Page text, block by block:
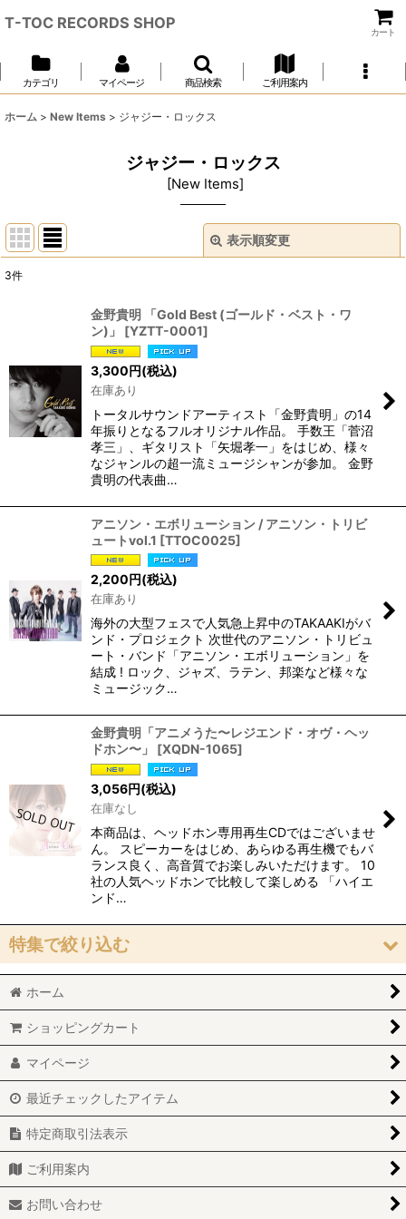
T-TOC RECORDS SHOP
カート
カテゴリ マイページ 商品検索 ご利用案内
ホーム > New Items > ジャジー・ロックス
ジャジー・ロックス
[New Items]
表示順変更
3件
金野貴明 「Gold Best (ゴールド・ベスト・ワ
ン)」
[YZTT-0001]
3,300円(税込)
在庫あり
トータルサウンドアーティスト「金野貴明」の14
年振りとなるフルオリジナル作品。 手数王「菅沼
孝三」、ギタリスト「矢堀孝一」をはじめ、様々
なジャンルの超一流ミュージシャンが参加。 金野
貴明の代表曲…
アニソン・エボリューション / アニソン・トリビ
ュートvol.1 [TTOC0025]
2,200円(税込)
在庫あり
海外の大型フェスで人気急上昇中のTAKAAKIがバ
ンド・プロジェクト 次世代のアニソン・トリビュ
ート・バンド「アニソン・エボリューション」を
結成 ! ロック、ジャズ、ラテン、邦楽など様々な
ミュージック…
金野貴明「アニメうた〜レジエンド・オヴ・ヘッ
ドホン〜」
[XQDN-1065]
3,056円(税込)
在庫なし
本商品は、ヘッドホン専用再生CDではございませ
ん。 スピーカーをはじめ、あらゆる再生機でもバ
ランス良く、高音質でお楽しみいただけます。 10
社の人気ヘッドホンで比較して楽しめる 「ハイエ
ンド…
特集で絞り込む
おすすめ「高音質」作品
「ヴォーカル」作品
「ピアノ」作品
「弦楽器」作品
「管楽器」作品
ホーム
ショッピングカート
マイページ
最近チェックしたアイテム
特定商取引法表示
ご利用案内
お問い合わせ